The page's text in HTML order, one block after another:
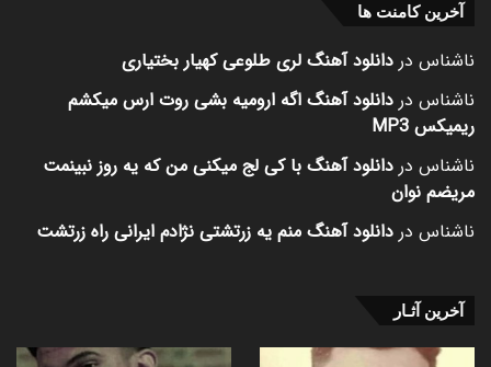
آخرین کامنت ها
ناشناس در دانلود آهنگ لری طلوعی کهیار بختیاری
ناشناس در دانلود آهنگ اگه ارومیه بشی روت ارس میکشم
ریمیکس MP3
ناشناس در دانلود آهنگ با کی لج میکنی من که یه روز نبینمت
مریضم نوان
ناشناس در دانلود آهنگ منم یه زرتشتی نژادم ایرانی راه زرتشت
آخرین آثـار